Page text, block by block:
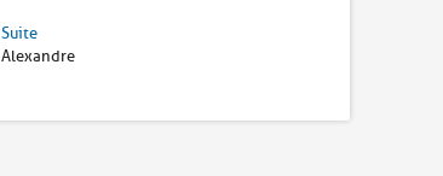
Suite
Alexandre